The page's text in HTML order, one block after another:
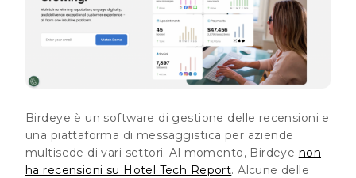
Birdeye è un software di gestione delle recensioni e
una piattaforma di messaggistica per aziende
multisede di vari settori. Al momento, Birdeye non
ha recensioni su Hotel Tech Report. Alcune delle